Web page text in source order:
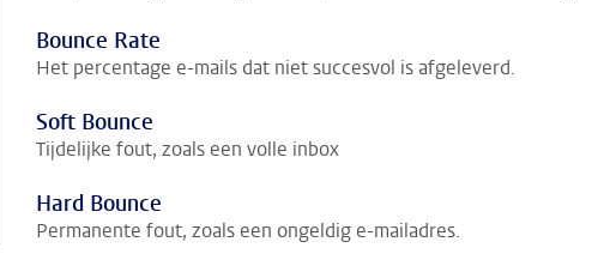
Bounce Rate
Het percentage e-mails dat niet succesvol is afgeleverd.
Soft Bounce
Tijdelijke fout, zoals een volle inbox
Hard Bounce
Permanente fout, zoals een ongeldig e-mailadres.